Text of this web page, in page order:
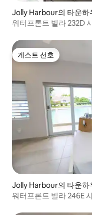
Jolly Harbour의 타운하
워터프론트 빌라 232D
게스트 선호
게스트 선호
Jolly Harbour의 타운하
워터프론트 빌라 246E